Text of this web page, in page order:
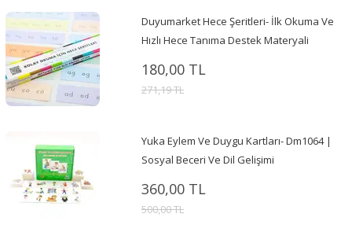
Duyumarket Hece Şeritleri- İlk Okuma Ve
Hızlı Hece Tanıma Destek Materyali
180,00 TL
271,19 TL
Yuka Eylem Ve Duygu Kartları- Dm1064 |
Sosyal Beceri Ve Dil Gelişimi
360,00 TL
500,00 TL